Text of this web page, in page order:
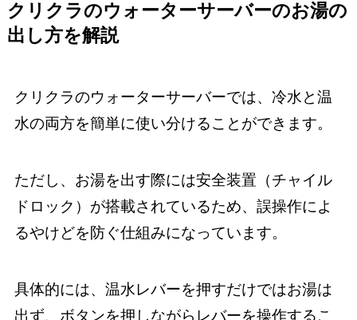
クリクラのウォーターサーバーのお湯の
出し方を解説
クリクラのウォーターサーバーでは、冷水と温
水の両方を簡単に使い分けることができます。
ただし、お湯を出す際には安全装置（チャイル
ドロック）が搭載されているため、誤操作によ
るやけどを防ぐ仕組みになっています。
具体的には、温水レバーを押すだけではお湯は
出ず、ボタンを押しながらレバーを操作するこ